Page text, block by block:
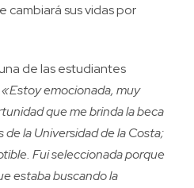
cambiará sus vidas por
de las estudiantes
«Estoy emocionada, muy
que me brinda la beca
la Universidad de la Costa;
Fui seleccionada porque
estaba buscando la